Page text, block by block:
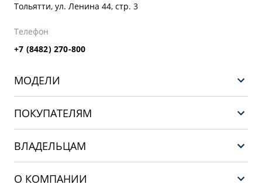
Тольятти, ул. Ленина 44, стр. 3
Телефон
+7 (8482) 270-800
МОДЕЛИ
EX5
PREFACE
CITYRAY
ПОКУПАТЕЛЯМ
ВЛАДЕЛЬЦАМ
О КОМПАНИИ